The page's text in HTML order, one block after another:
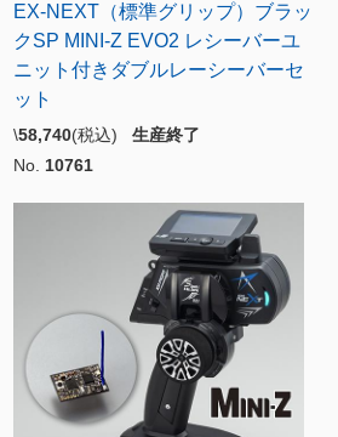
EX-NEXT（標準グリップ）ブラッ
クSP MINI-Z EVO2 レシーバーユ
ニット付きダブルレーシーバーセ
ット
\58,740(税込) 生産終了
No. 10761